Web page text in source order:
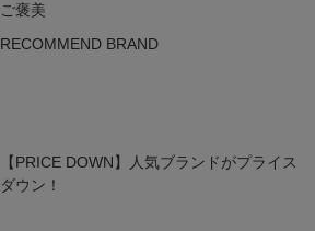
ご褒美
RECOMMEND BRAND
【PRICE DOWN】人気ブランドがプライス
ダウン！